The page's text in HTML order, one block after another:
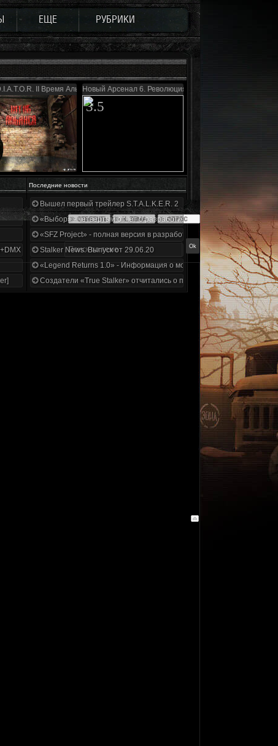
ЕЩЕ РУБРИКИ
II Время АльянсаНовый Арсенал 6. Революция
3.5
Последние новости
1.3.5.ООП.МА.К.
Вышел первый трейлер S.T.A.L.K.E.R. 2
«Выбор» - четвертый отчет о разработке!
«SFZ Project» - полная версия в разработке!
Stalker News. Выпуск от 29.06.20
«Legend Returns 1.0» - Информация о моде за июнь 2020
Создатели «True Stalker» отчитались о проделанной работе